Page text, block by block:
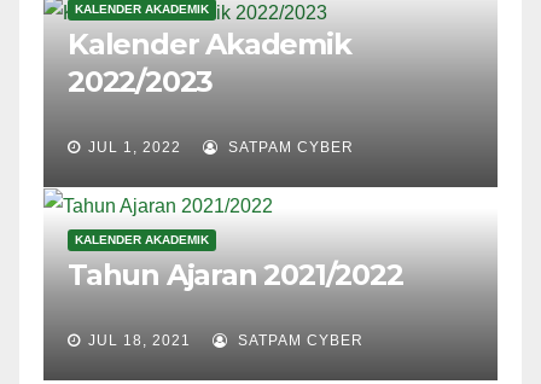
KALENDER AKADEMIK
Kalender Akademik
2022/2023
JUL 1, 2022 SATPAM CYBER
KALENDER AKADEMIK
Tahun Ajaran 2021/2022
JUL 18, 2021 SATPAM CYBER